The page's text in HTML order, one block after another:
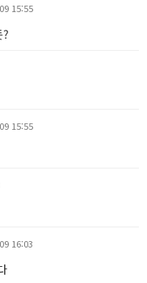
15:55
15:55
16:03